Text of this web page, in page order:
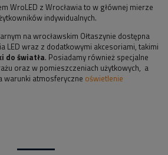
WroLED z Wrocławia to w głównej mierze
indywidualnych.
na wrocławskim Ołtaszynie dostępna
LED wraz z dodatkowymi akcesoriami, takimi
do światła. Posiadamy również specjalne
oraz w pomieszczeniach użytkowych, a
warunki atmosferyczne oświetlenie